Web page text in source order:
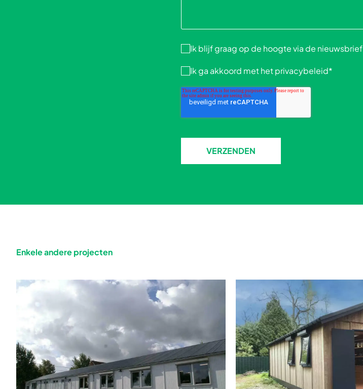
Ik blijf graag op de hoogte via de nieuwsbrief
Ik ga akkoord met hetprivacybeleid*
VERZENDEN
Enkele andere projecten